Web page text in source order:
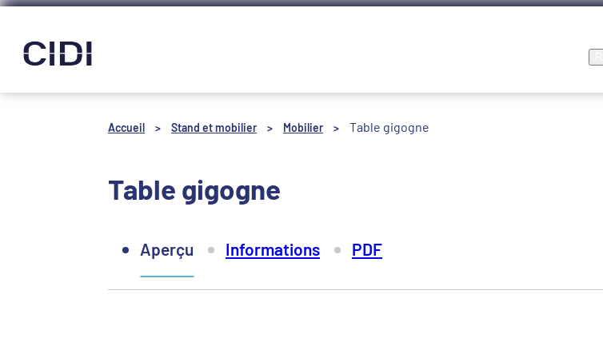
Panneau de gestion des cookies
Accueil > Stand et mobilier > Mobilier > Table gigogne
Table gigogne
Aperçu Informations PDF